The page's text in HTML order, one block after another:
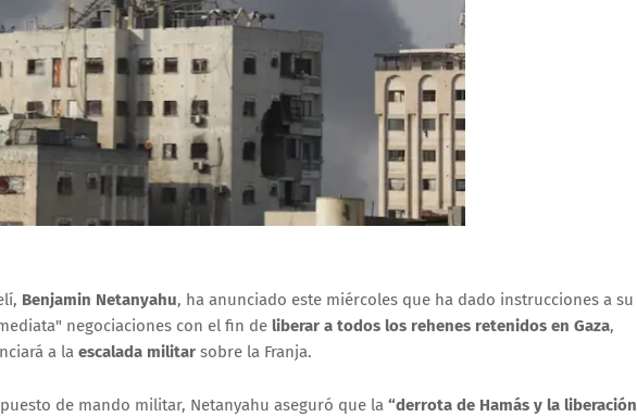
Benjamin Netanyahu, ha anunciado este miércoles que ha dado instrucciones a su
negociaciones con el fin de liberar a todos los rehenes retenidos en Gaza,
a la escalada militar sobre la Franja.
de mando militar, Netanyahu aseguró que la “derrota de Hamás y la liberación